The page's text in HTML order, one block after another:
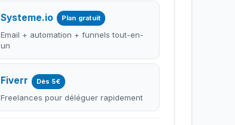
Systeme.io Plan gratuit
Email + automation + funnels tout-en-
un
Fiverr Dès 5€
Freelances pour déléguer rapidement